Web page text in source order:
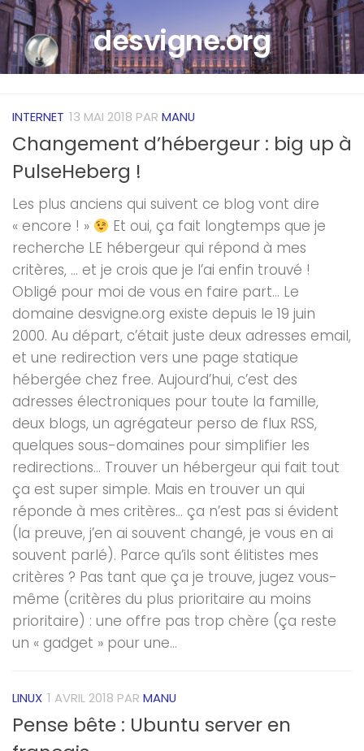
Skip to contentdesvigne.org
INTERNET 13 MAI 2018 PAR MANU
Changement d’hébergeur : big up à
PulseHeberg !
Les plus anciens qui suivent ce blog vont dire
« encore ! »
Et oui, ça fait longtemps que je
recherche LE hébergeur qui répond à mes
critères, … et je crois que je l’ai enfin trouvé !
Obligé pour moi de vous en faire part… Le
domaine desvigne.org existe depuis le 19 juin
2000. Au départ, c’était juste deux adresses email,
et une redirection vers une page statique
hébergée chez free. Aujourd’hui, c’est des
adresses électroniques pour toute la famille,
deux blogs, un agrégateur perso de flux RSS,
quelques sous-domaines pour simplifier les
redirections… Trouver un hébergeur qui fait tout
ça est super simple. Mais en trouver un qui
réponde à mes critères… ça n’est pas si évident
(la preuve, j’en ai souvent changé, je vous en ai
souvent parlé). Parce qu’ils sont élitistes mes
critères ? Pas tant que ça je trouve, jugez vous-
même (critères du plus prioritaire au moins
prioritaire) : une offre pas trop chère (ça reste
un « gadget » pour une...
LINUX 1 AVRIL 2018 PAR MANU
Pense bête : Ubuntu server en